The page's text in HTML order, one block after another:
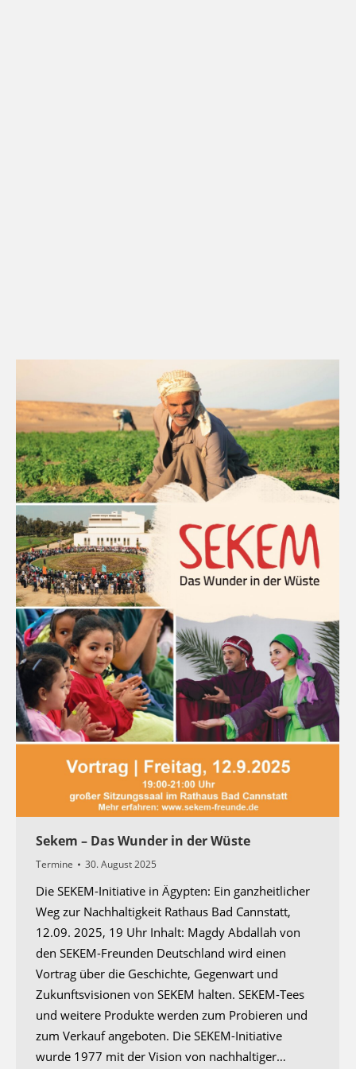
Klicken Sie auf den Button, um den Inhalt von
maps.googleapis.com
Dabei werden ggf. Cookies gesetzt, dieGoogle Maps
eine Analyse Ihrer Benutzung unserer Internetseite
ermöglichen.
Klicken Sie hierum die Datenschutzerklärung von
Google Maps zu lesen.
Inhalte laden
Einstellung merken und in Zukunft Inhalte von
Google Mapsautomatisch laden und diese Seite neu
Die Seite versucht ein externes Script zu
laden.Dies funktioniert eventuell nur, wenn Sie
automatisches Laden zulassen und diese Seite
neu laden
Sekem – Das Wunder in der Wüste
Termine 30. August 2025
Die SEKEM-Initiative in Ägypten: Ein ganzheitlicher
Weg zur Nachhaltigkeit Rathaus Bad Cannstatt,
12.09. 2025, 19 Uhr Inhalt: Magdy Abdallah von
den SEKEM-Freunden Deutschland wird einen
Vortrag über die Geschichte, Gegenwart und
Zukunftsvisionen von SEKEM halten. SEKEM-Tees
und weitere Produkte werden zum Probieren und
zum Verkauf angeboten. Die SEKEM-Initiative
wurde 1977 mit der Vision von nachhaltiger…